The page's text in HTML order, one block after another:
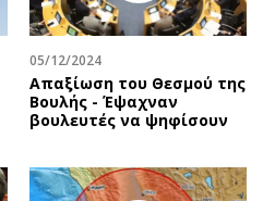
Media
Εκπομπές
Wine routes
Podcasts
Προσφορές
05/12/2024
Απαξίωση του Θεσμού της
Βουλής - Έψαχναν
βουλευτές να ψηφίσουν